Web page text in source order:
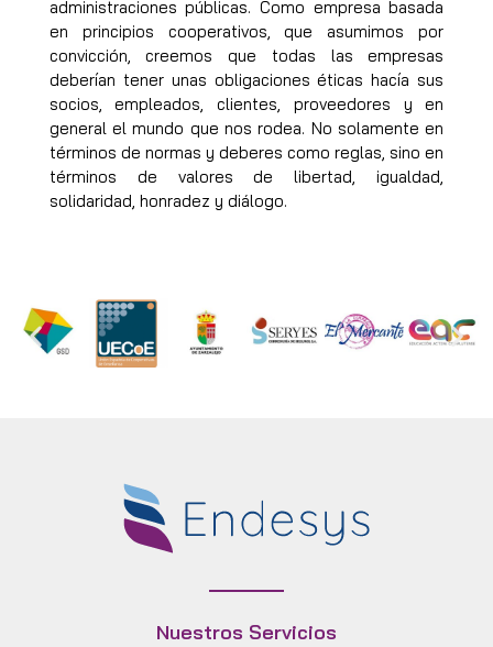
administraciones públicas. Como empresa basada
en principios cooperativos, que asumimos por
convicción, creemos que todas las empresas
deberían tener unas obligaciones éticas hacía sus
socios, empleados, clientes, proveedores y en
general el mundo que nos rodea. No solamente en
términos de normas y deberes como reglas, sino en
términos de valores de libertad, igualdad,
solidaridad, honradez y diálogo.
Nuestros Servicios